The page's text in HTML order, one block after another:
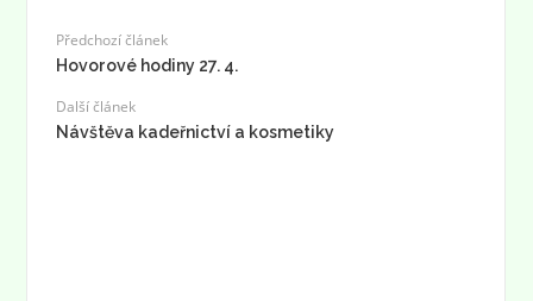
Předchozí článek
Hovorové hodiny 27. 4.
Další článek
Návštěva kadeřnictví a kosmetiky